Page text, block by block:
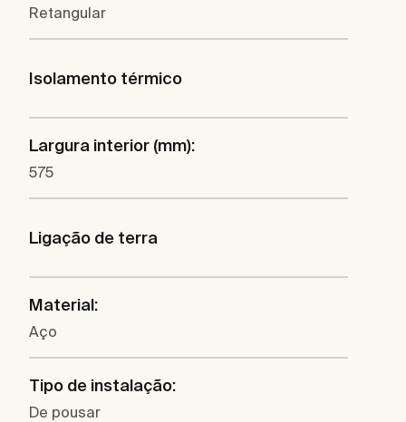
Retangular
Isolamento térmico
Largura interior (mm):
575
Ligação de terra
Material:
Aço
Tipo de instalação:
De pousar